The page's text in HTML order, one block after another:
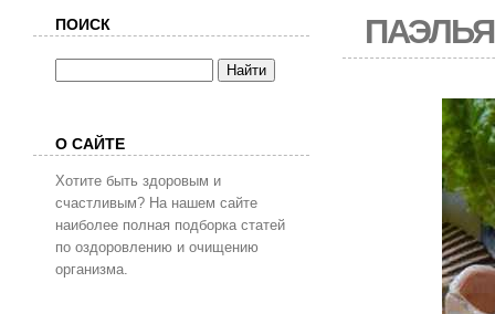
ПОИСК
О САЙТЕ
Хотите быть здоровым и
счастливым? На нашем сайте
наиболее полная подборка статей
по оздоровлению и очищению
организма.